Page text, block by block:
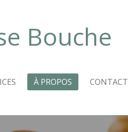
Bouche
À PROPOS CONTACT